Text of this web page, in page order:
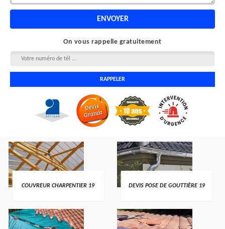
On vous rappelle gratuitement
COUVREUR CHARPENTIER 19 DEVIS POSE DE GOUTTIÈRE 19